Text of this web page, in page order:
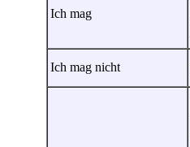
Ich mag
Ich mag nicht